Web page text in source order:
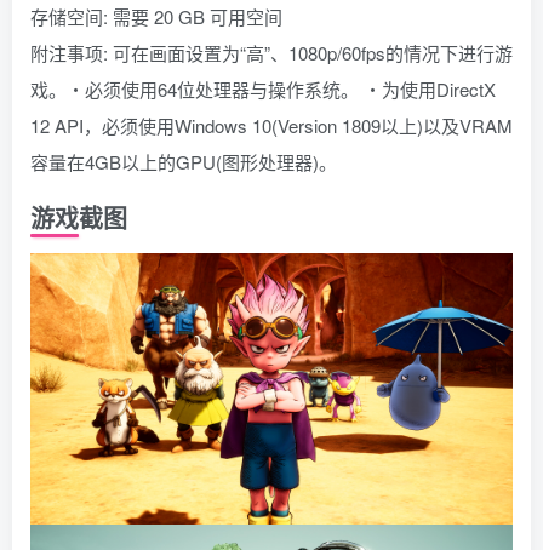
存储空间: 需要 20 GB 可用空间
附注事项: 可在画面设置为“高”、1080p/60fps的情况下进行游
戏。・必须使用64位处理器与操作系统。 ・为使用DirectX
12 API，必须使用Windows 10(Version 1809以上)以及VRAM
容量在4GB以上的GPU(图形处理器)。
游戏截图